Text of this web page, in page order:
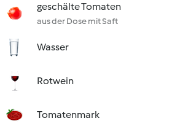
geschälte Tomaten
aus der Dose mit Saft
Wasser
Rotwein
Tomatenmark